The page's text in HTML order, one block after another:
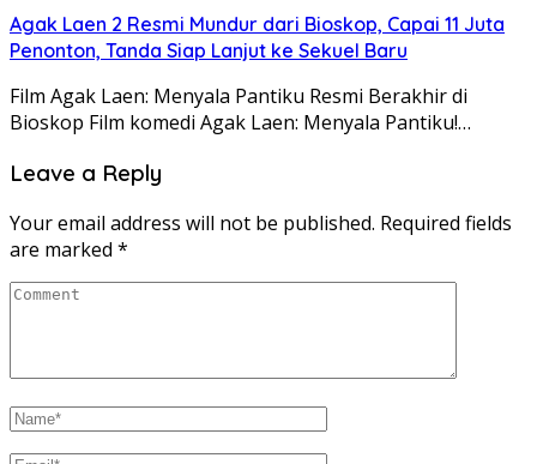
Agak Laen 2 Resmi Mundur dari Bioskop, Capai 11 Juta
Penonton, Tanda Siap Lanjut ke Sekuel Baru
Film Agak Laen: Menyala Pantiku Resmi Berakhir di
Bioskop Film komedi Agak Laen: Menyala Pantiku!…
Leave a Reply
Your email address will not be published. Required fields
are marked *